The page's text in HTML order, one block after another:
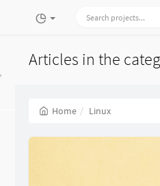
Articles in the
Home Linux